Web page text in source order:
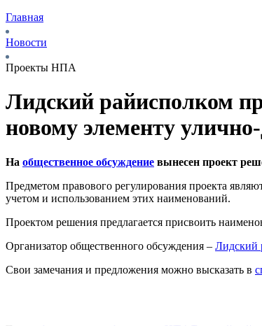
Главная
Новости
Проекты НПА
Лидский райисполком
новому элементу
На общественное обсуждение вынесен проект
Предметом правового регулирования проекта
учетом и использованием этих наименований.
Проектом решения предлагается присвоить
Организатор общественного обсуждения – Лидский
Свои замечания и предложения можно высказать в